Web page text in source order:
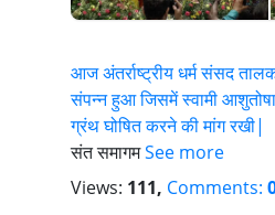
आज अंतर्राष्ट्रीय धर्म संसद
संपन्न हुआ जिसमें स्वामी
ग्रंथ घोषित करने की मांग रखी|
संत समागमSee more
Views: 111, Comments: